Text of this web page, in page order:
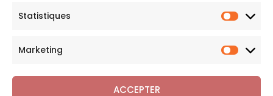
Statistiques
Marketing
ACCEPTER
Bijoux Breloque est votre boutique en ligne de référence sur
bijoux ou une demande sur votre commande,
contactez-